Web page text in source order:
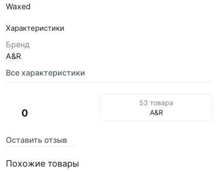
Waxed
Характеристики
Бренд
A&R
Все характеристики
0
Оставить отзыв
53 товара
A&R
Похожие товары